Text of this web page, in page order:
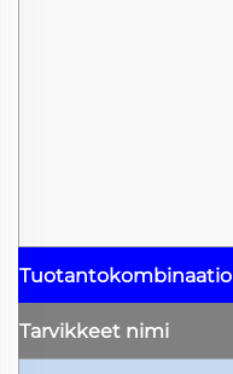
Tuotantokombinaatio
Tarvikkeet nimi